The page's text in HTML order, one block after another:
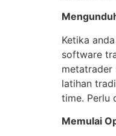
Ketika
software
metatrader
latihan
time. Perlu
Memulai